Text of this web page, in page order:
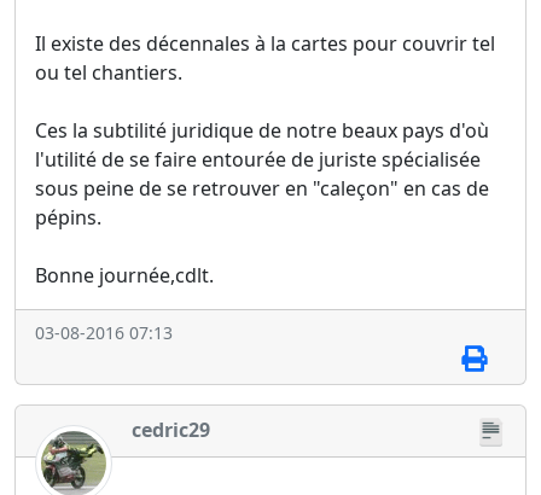
Il existe des décennales à la cartes pour couvrir tel
ou tel chantiers.
Ces la subtilité juridique de notre beaux pays d'où
l'utilité de se faire entourée de juriste spécialisée
sous peine de se retrouver en "caleçon" en cas de
pépins.
Bonne journée,cdlt.
03-08-2016 07:13
cedric29